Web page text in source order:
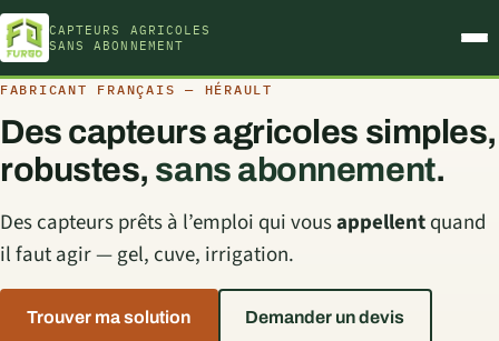
CAPTEURS AGRICOLES
SANS ABONNEMENT
FABRICANT FRANÇAIS — HÉRAULT
Des capteurs agricoles simples,
robustes, sans abonnement.
Des capteurs prêts à l’emploi qui vousappellentquand
il faut agir — gel, cuve, irrigation.
Trouver ma solution Demander un devis